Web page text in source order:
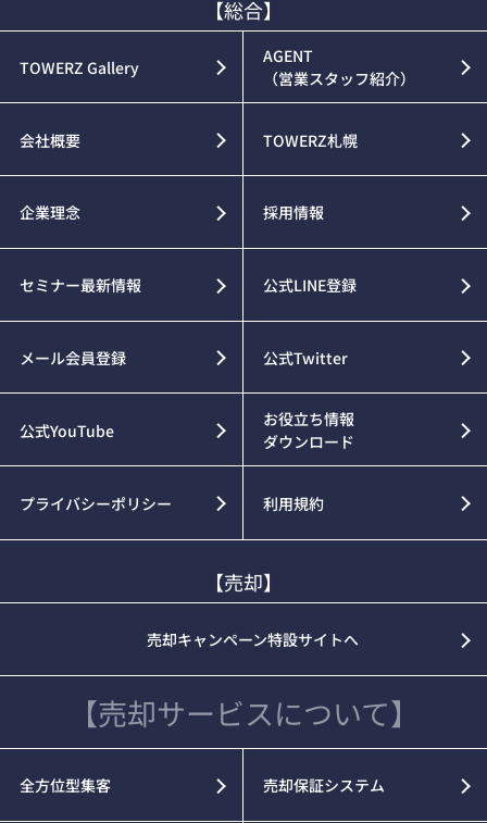
【総合】
TOWERZ Gallery
AGENT
（営業スタッフ紹介）
会社概要 TOWERZ札幌
企業理念 採用情報
セミナー最新情報 公式LINE登録
メール会員登録 公式Twitter
公式YouTube
お役立ち情報
ダウンロード
プライバシーポリシー 利用規約
【売却】
売却キャンペーン特設サイトへ
【売却サービスについて】
全方位型集客 売却保証システム